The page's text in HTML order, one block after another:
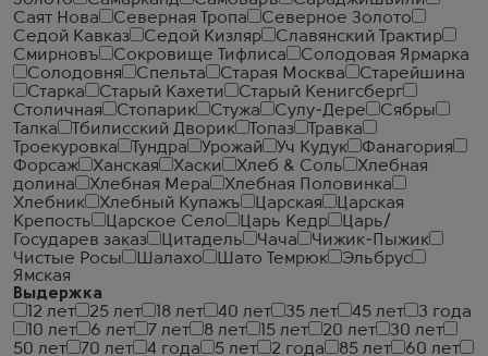
Саят Нова
Северная Тропа
Северное Золото
Седой Кавказ
Седой Кизляр
Славянский Трактир
Смирновъ
Сокровище Тифлиса
Солодовая Ярмарка
Солодовня
Спельта Старая Москва
Старейшина
Старка
Старый Кахети
Старый Кенигсберг
Столичная
Стопарик Стужа Сулу-Дере
Сябры
Талка
Тбилисский Дворик Топаз
Травка
Троекуровка
Тундра Урожай Уч Кудук
Фанагория
Форсаж
Ханская Хаски Хлеб & Соль
Хлебная
долина
Хлебная Мера
Хлебная Половинка
Хлебник
Хлебный Купажъ Царская
Царская
Крепость
Царское Село Царь Кедр
Царь/
Государев заказ
Цитадель Чача
Чижик-Пыжик
Чистые Росы
Шалахо Шато Темрюк
Эльбрус
Ямская
Выдержка
12 лет
25 лет 18 лет 40 лет 35 лет 45 лет
3 года
10 лет
6 лет 7 лет 8 лет 15 лет 20 лет
30 лет
50 лет
70 лет 4 года 5 лет 2 года 85 лет
60 лет